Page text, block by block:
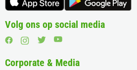
Volg ons op social media
Corporate & Media